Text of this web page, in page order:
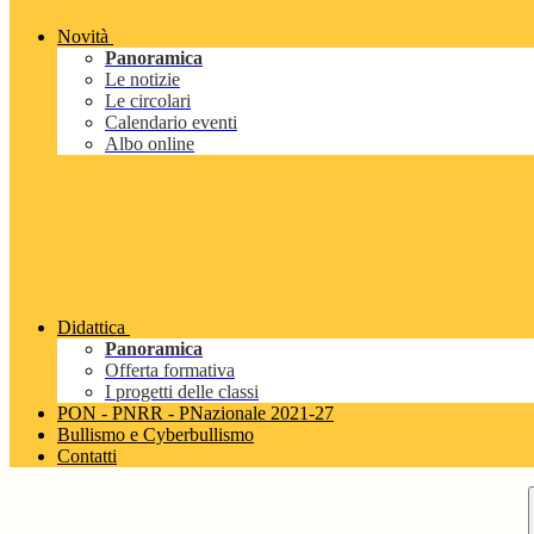
Novità
Panoramica
Le notizie
Le circolari
Calendario eventi
Albo online
Didattica
Panoramica
Offerta formativa
I progetti delle classi
PON - PNRR - PNazionale 2021-27
Bullismo e Cyberbullismo
Contatti